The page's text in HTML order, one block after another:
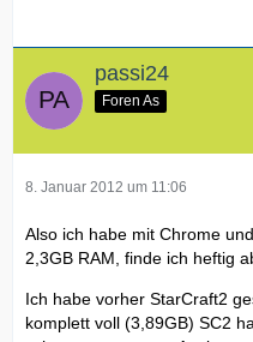
passi24
Foren As
8. Januar 2012 um 11:06
Also ich habe mit Chrome
2,3GB RAM, finde ich heftig
Ich habe vorher StarCraft2
komplett voll (3,89GB) SC2